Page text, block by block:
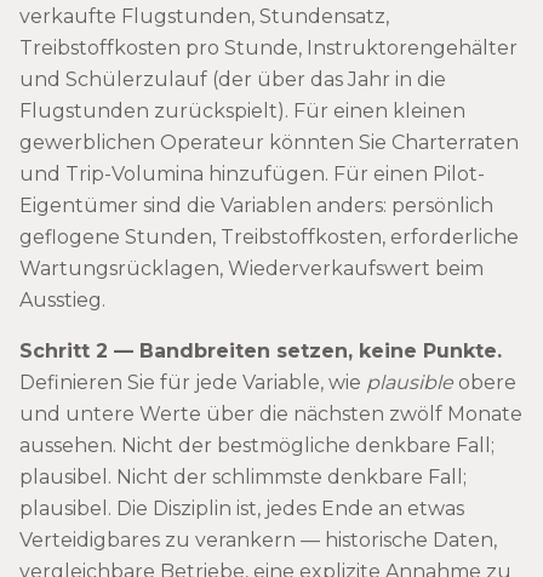
verkaufte Flugstunden, Stundensatz,
Treibstoffkosten pro Stunde, Instruktorengehälter
und Schülerzulauf (der über das Jahr in die
Flugstunden zurückspielt). Für einen kleinen
gewerblichen Operateur könnten Sie Charterraten
und Trip-Volumina hinzufügen. Für einen Pilot-
Eigentümer sind die Variablen anders: persönlich
geflogene Stunden, Treibstoffkosten, erforderliche
Wartungsrücklagen, Wiederverkaufswert beim
Ausstieg.
Schritt 2 — Bandbreiten setzen, keine Punkte.
Definieren Sie für jede Variable, wie plausible obere
und untere Werte über die nächsten zwölf Monate
aussehen. Nicht der bestmögliche denkbare Fall;
plausibel. Nicht der schlimmste denkbare Fall;
plausibel. Die Disziplin ist, jedes Ende an etwas
Verteidigbares zu verankern — historische Daten,
vergleichbare Betriebe, eine explizite Annahme zu